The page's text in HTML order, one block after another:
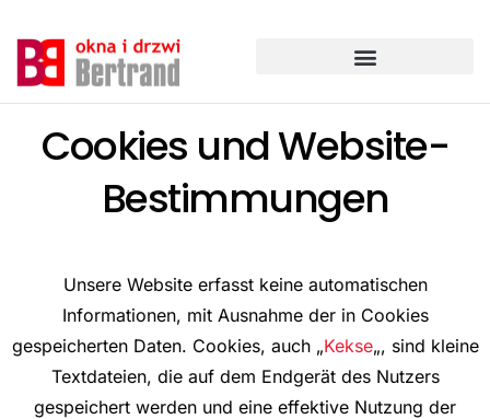
Inhalt
springen
Cookies und Website-
Bestimmungen
Unsere Website erfasst keine automatischen
Informationen, mit Ausnahme der in Cookies
gespeicherten Daten. Cookies, auch „Kekse„, sind kleine
Textdateien, die auf dem Endgerät des Nutzers
gespeichert werden und eine effektive Nutzung der